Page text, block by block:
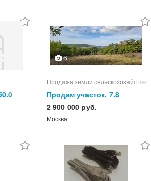
6
Продажа земли
Продам участок, 7.8
2 900 000 руб.
Москва